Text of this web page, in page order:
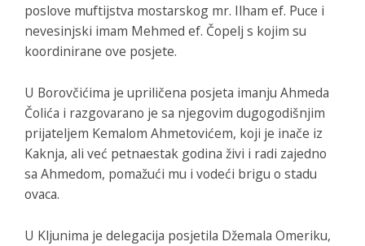
poslove muftijstva mostarskog mr. Ilham ef. Puce i
nevesinjski imam Mehmed ef. Čopelj s kojim su
koordinirane ove posjete.
U Borovčićima je upriličena posjeta imanju Ahmeda
Čolića i razgovarano je sa njegovim dugogodišnjim
prijateljem Kemalom Ahmetovićem, koji je inače iz
Kaknja, ali već petnaestak godina živi i radi zajedno
sa Ahmedom, pomažući mu i vodeći brigu o stadu
ovaca.
U Kljunima je delegacija posjetila Džemala Omeriku,